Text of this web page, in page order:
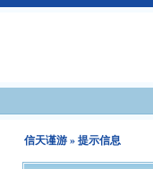
信天谨游» 提示信息